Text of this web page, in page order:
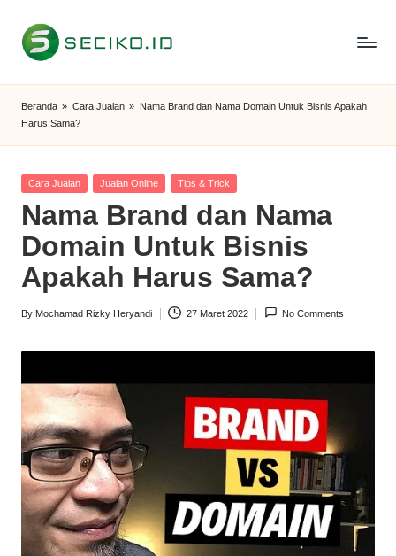
Skip
S
e
c
i
k
o
I
D
Beranda » Cara Jualan » Nama Brand dan Nama Domain Untuk Bisnis Apakah
Harus Sama?
Posted
Cara Jualan Jualan Online Tips & Trick
Nama Brand dan Nama
Domain Untuk Bisnis
Apakah Harus Sama?
Posted
By Mochamad Rizky Heryandi 27 Maret 2022 No Comments